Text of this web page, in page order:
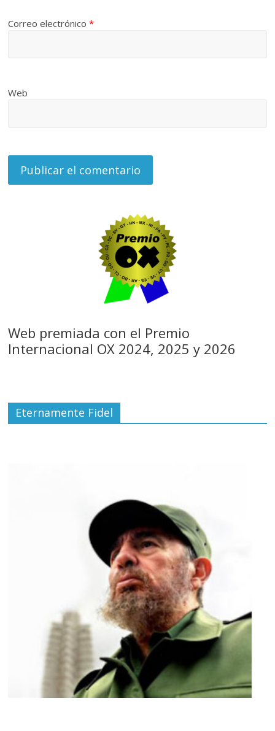
Correo electrónico*
Web
Web premiada con el Premio
Internacional OX 2024, 2025 y 2026
Eternamente Fidel